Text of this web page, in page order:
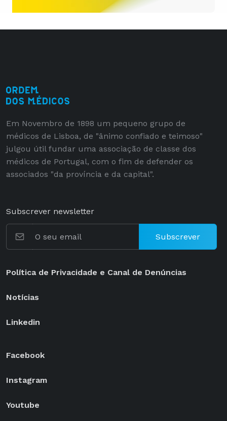
Em Novembro de 1898 um pequeno grupo de
médicos de Lisboa, de "ânimo confiado e teimoso"
julgou útil fundar uma associação de classe dos
médicos de Portugal, com o fim de defender os
associados "da província e da capital".
Subscrever newsletter
Subscrever
Política de Privacidade e Canal de Denúncias
Notícias
Linkedin
Facebook
Instagram
Youtube